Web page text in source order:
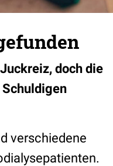
doch die
Schuldigen
verschiedene